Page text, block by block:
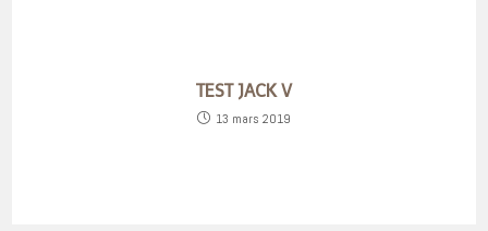
TEST JACK V
13 mars 2019